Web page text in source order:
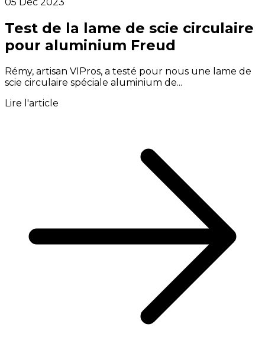
Test de la lame de scie circulaire
pour aluminium Freud
Rémy, artisan VIPros, a testé pour nous une lame de
scie circulaire spéciale aluminium de...
Lire l'article